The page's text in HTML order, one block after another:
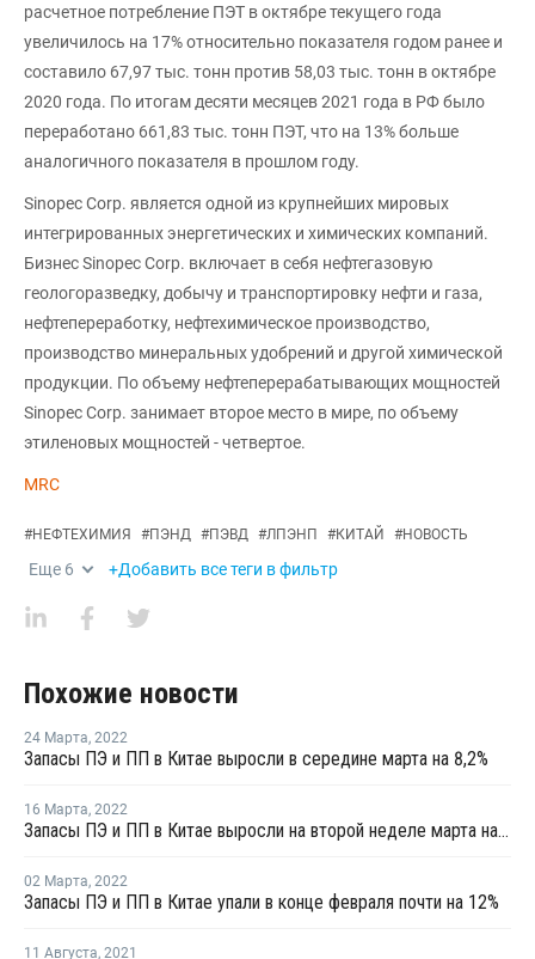
расчетное потребление ПЭТ в октябре текущего года
увеличилось на 17% относительно показателя годом ранее и
составило 67,97 тыс. тонн против 58,03 тыс. тонн в октябре
2020 года. По итогам десяти месяцев 2021 года в РФ было
переработано 661,83 тыс. тонн ПЭТ, что на 13% больше
аналогичного показателя в прошлом году.
Sinopec Corp. является одной из крупнейших мировых
интегрированных энергетических и химических компаний.
Бизнес Sinopec Corp. включает в себя нефтегазовую
геологоразведку, добычу и транспортировку нефти и газа,
нефтепереработку, нефтехимическое производство,
производство минеральных удобрений и другой химической
продукции. По объему нефтеперерабатывающих мощностей
Sinopec Corp. занимает второе место в мире, по объему
этиленовых мощностей - четвертое.
MRC
#НЕФТЕХИМИЯ #ПЭНД #ПЭВД #ЛПЭНП #КИТАЙ #НОВОСТЬ
Еще 6 +Добавить все теги в фильтр
Похожие новости
24 Марта, 2022
Запасы ПЭ и ПП в Китае выросли в середине марта на 8,2%
16 Марта, 2022
Запасы ПЭ и ПП в Китае выросли на второй неделе марта на 3,4%
02 Марта, 2022
Запасы ПЭ и ПП в Китае упали в конце февраля почти на 12%
11 Августа, 2021